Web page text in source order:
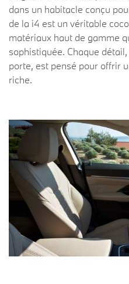
dans un habitacle conçu
de la i4 est un véritable
matériaux haut de gamme
sophistiquée. Chaque
porte, est pensé pour offrir
riche.